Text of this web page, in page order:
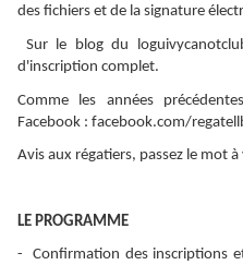
des fichiers et de la signature
Sur le blog du
d'inscription complet.
Comme les années
Facebook : facebook.com/
Avis aux régatiers, passez le mot à
LE PROGRAMME
- Confirmation des inscriptions